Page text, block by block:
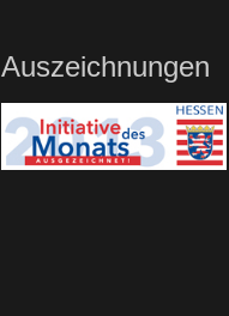
Auszeichnungen